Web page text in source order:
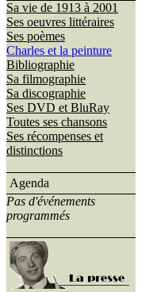
Sa vie de 1913 à 2001
Ses oeuvres littéraires
Ses poèmes
Charles et la peinture
Bibliographie
Sa filmographie
Sa discographie
Ses DVD et BluRay
Toutes ses chansons
Ses récompenses et
distinctions
Agenda
Pas d'événements
programmés